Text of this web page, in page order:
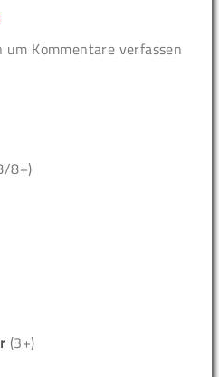
um Kommentare verfassen
8+)
(3+)